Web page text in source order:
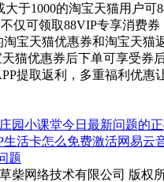
于1000的淘宝天猫用户可
仅可领取88VIP专享消费券
淘宝天猫优惠券和淘宝天猫
猫优惠券后下单可享受券
提取返利，多重福利优惠
园小课堂今日最新问题的
生活卡怎么免费激活网易云
题
柴网络技术有限公司 版权